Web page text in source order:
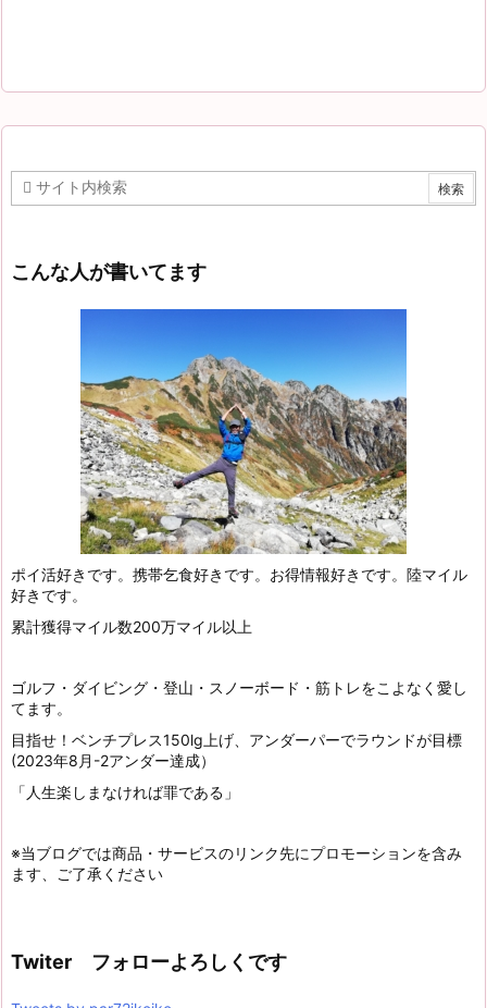
こんな人が書いてます
ポイ活好きです。携帯乞食好きです。お得情報好きです。陸マイル
好きです。
累計獲得マイル数200万マイル以上
ゴルフ・ダイビング・登山・スノーボード・筋トレをこよなく愛し
てます。
目指せ！ベンチプレス150lg上げ、アンダーパーでラウンドが目標
(2023年8月-2アンダー達成）
「人生楽しまなければ罪である」
※当ブログでは商品・サービスのリンク先にプロモーションを含み
ます、ご了承ください
Twiter フォローよろしくです